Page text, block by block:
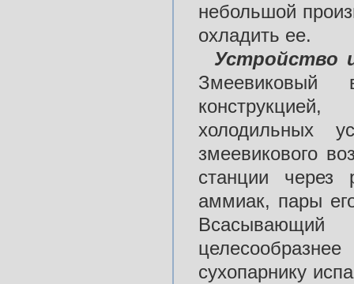
небольшой
охладить ее.
Устройство
Змеевиковый
холодильных
змеевикового
станции через
аммиак, пары
сухопарнику